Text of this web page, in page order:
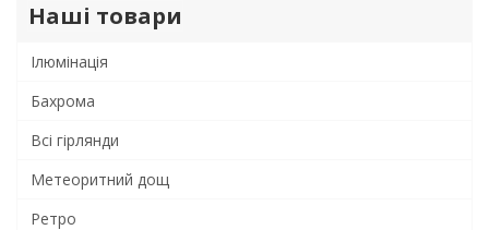
Наші товари
Ілюмінація
Бахрома
Всi гiрлянди
Метеоритний дощ
Ретро